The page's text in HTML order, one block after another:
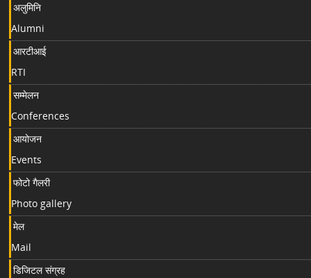
अलुमिनि
Alumni
आरटीआई
RTI
सम्मेलन
Conferences
आयोजन
Events
फोटो गैलरी
Photo gallery
मेल
Mail
डिजिटल संग्रह